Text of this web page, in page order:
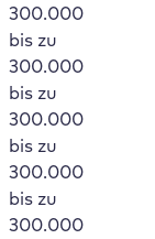
300.000
bis zu
300.000
bis zu
300.000
bis zu
300.000
bis zu
300.000